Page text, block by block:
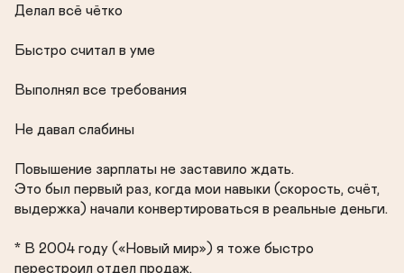
Делал всё чётко
Быстро считал в уме
Выполнял все требования
Не давал слабины
Повышение зарплаты не заставило ждать.
Это был первый раз, когда мои навыки (скорость, счёт,
выдержка) начали конвертироваться в реальные деньги.
* В 2004 году («Новый мир») я тоже быстро
перестроил отдел продаж.